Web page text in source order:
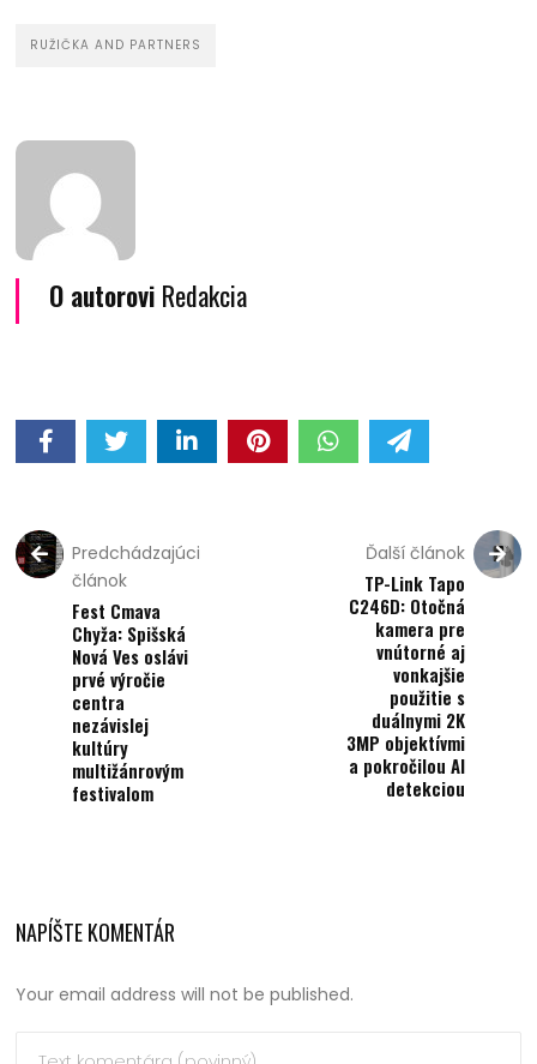
RUŽIČKA AND PARTNERS
O autorovi Redakcia
Predchádzajúci
článok
Fest Cmava
Chyža: Spišská
Nová Ves oslávi
prvé výročie
centra
nezávislej
kultúry
multižánrovým
festivalom
Ďalší článok
TP-Link Tapo
C246D: Otočná
kamera pre
vnútorné aj
vonkajšie
použitie s
duálnymi 2K
3MP objektívmi
a pokročilou AI
detekciou
NAPÍŠTE KOMENTÁR
Your email address will not be published.